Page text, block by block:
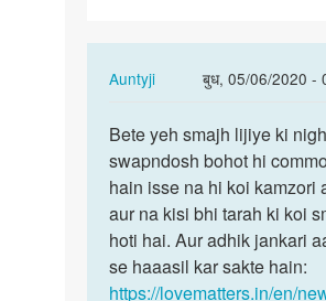
Auntyji
बुध, 05/06/2020 -
In
to
Hi
anty
mera
Nam
Sameer
meri…
Bete
yeh
smajh
lijiye
ki…
Bete yeh smajh lijiye ki
swapndosh bohot hi
hain isse na hi koi kamzori
aur na kisi bhi tarah ki koi
hoti hai. Aur adhik jankari
se haaasil kar sakte hain:
https://lovematters.in/en/